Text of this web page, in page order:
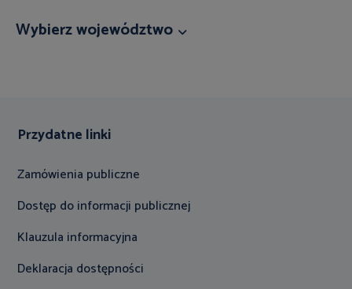
Wybierz województwo
Przydatne linki
Zamówienia publiczne
Dostęp do informacji publicznej
Klauzula informacyjna
Deklaracja dostępności